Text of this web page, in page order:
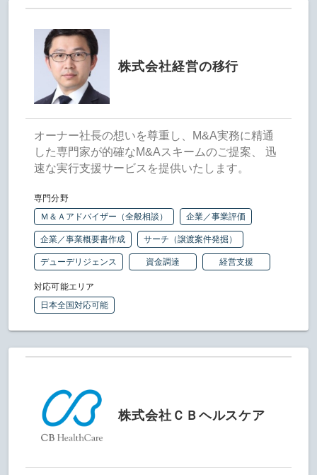
株式会社経営の移行
オーナー社長の想いを尊重し、M&A実務に精通
した専門家が的確なM&Aスキームのご提案、 迅
速な実行支援サービスを提供いたします。
専門分野
Ｍ＆Ａアドバイザー（全般相談）
企業／事業評価
企業／事業概要書作成 サーチ（譲渡案件発掘）
デューデリジェンス 資金調達 経営支援
対応可能エリア
日本全国対応可能
株式会社ＣＢヘルスケア